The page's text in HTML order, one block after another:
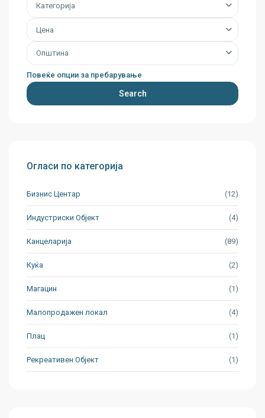
Категорија
Цена
Општина
Повеќе опции за пребарување
Search
Огласи по категорија
Бизнис Центар (12)
Индустриски Oбјект (4)
Канцеларија (89)
Куќа (2)
Магацин (1)
Малопродажен локал (4)
Плац (1)
Рекреативен Објект (1)